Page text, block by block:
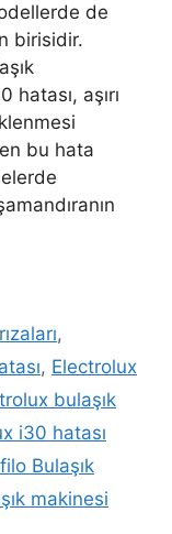
de
birisidir.
aşırı
bu hata
,
, Electrolux
bulaşık
i30 hatası
Bulaşık
makinesi